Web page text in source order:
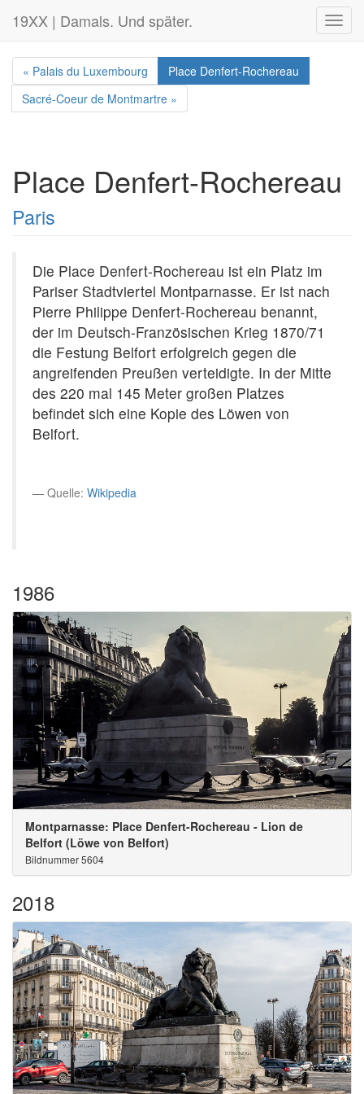
19XX | Damals. Und später.
« Palais du Luxembourg
Place Denfert-Rochereau
Sacré-Coeur de Montmartre »
Place Denfert-Rochereau
Paris
Die Place Denfert-Rochereau ist ein Platz im
Pariser Stadtviertel Montparnasse. Er ist nach
Pierre Philippe Denfert-Rochereau benannt,
der im Deutsch-Französischen Krieg 1870/71
die Festung Belfort erfolgreich gegen die
angreifenden Preußen verteidigte. In der Mitte
des 220 mal 145 Meter großen Platzes
befindet sich eine Kopie des Löwen von
Belfort.
Quelle: Wikipedia
1986
Montparnasse: Place Denfert-Rochereau - Lion de
Belfort (Löwe von Belfort)
Bildnummer 5604
2018